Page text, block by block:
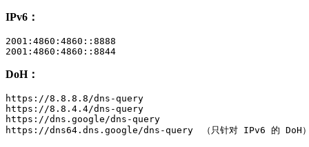
IPv6：
2001:4860:4860::8888
2001:4860:4860::8844
DoH：
https://8.8.8.8/dns-query
https://8.8.4.4/dns-query
https://dns.google/dns-query
https://dns64.dns.google/dns-query　（只针对 IPv6 的 DoH